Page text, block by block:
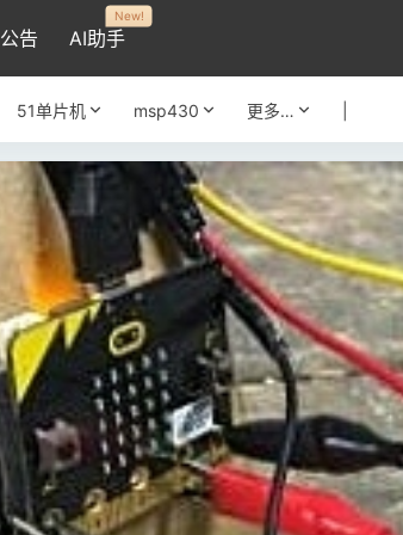
公告 AI助手
New!
51单片机 msp430 更多…